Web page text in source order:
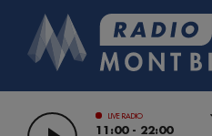
LIVE RADIO
11:00 - 22:00